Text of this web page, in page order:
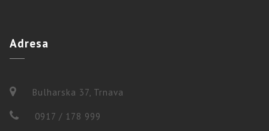
Adresa
Bulharska 37, Trnava
0917 / 178 999